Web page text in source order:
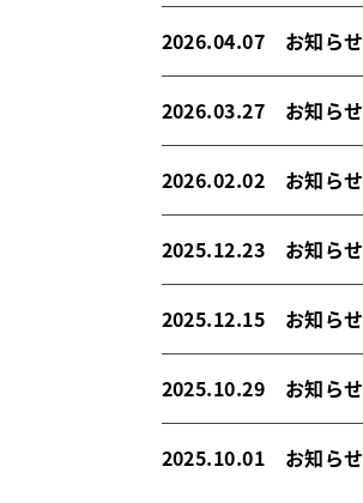
2026.04.07 お知らせ
2026.03.27 お知らせ
2026.02.02 お知らせ
2025.12.23 お知らせ
2025.12.15 お知らせ
2025.10.29 お知らせ
2025.10.01 お知らせ